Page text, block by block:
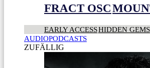
FRACT OSC
EARLY ACCESSHIDDEN GEMS
AUDIOPODCASTS
ZUFÄLLIG